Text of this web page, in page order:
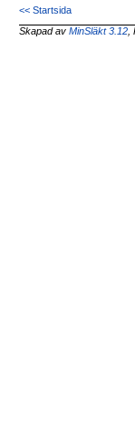
<< Startsida
Skapad avMinSläkt 3.12